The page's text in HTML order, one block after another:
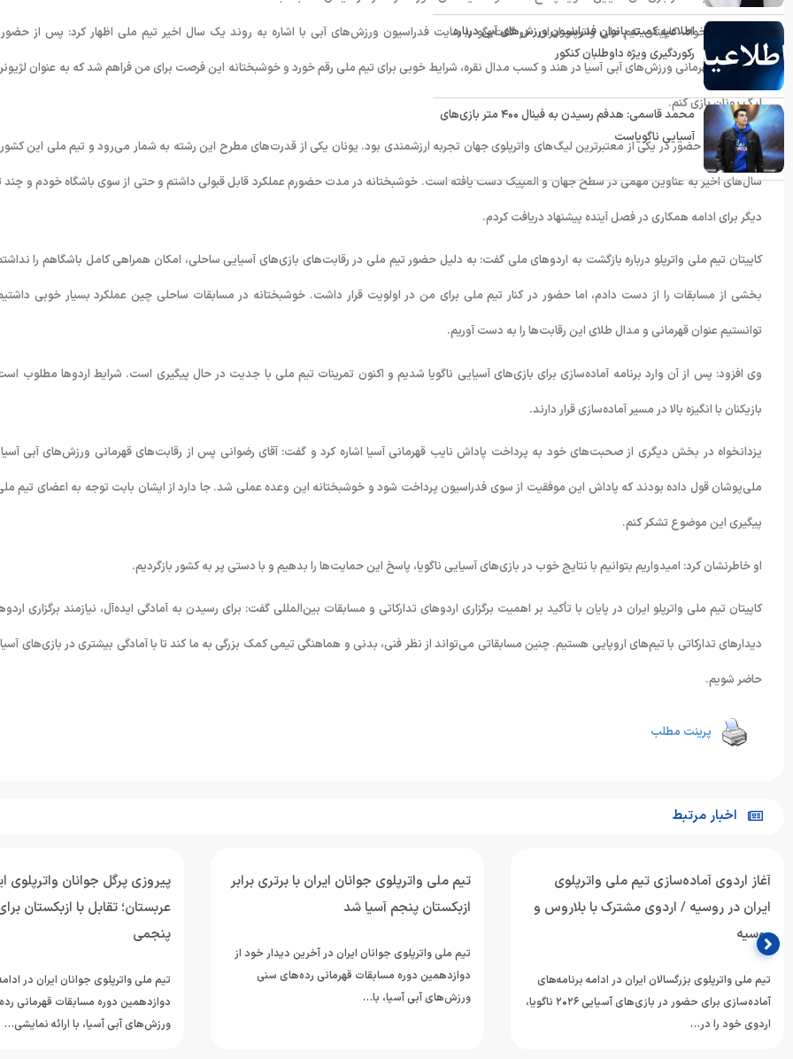
مهدی یزدانخواه، کاپیتان تیم ملی واترپلو ایران، در گفت‌وگو با سایت فدراسیون ورزش‌های آبی با اشاره به روند یک سال اخیر تیم ملی اظهار کرد: پس از
رقابت‌های قهرمانی ورزش‌های آبی آسیا در هند و کسب مدال نقره، شرایط خوبی برای تیم ملی رقم خورد و خوشبختانه این فرصت برای من فراهم شد که به عنوان
لیگ یونان بازی کنم.
او ادامه داد: حضور در یکی از معتبرترین لیگ‌های واترپلوی جهان تجربه ارزشمندی بود. یونان یکی از قدرت‌های مطرح این رشته به شمار می‌رود و تیم ملی این
سال‌های اخیر به عناوین مهمی در سطح جهان و المپیک دست یافته است. خوشبختانه در مدت حضورم عملکرد قابل قبولی داشتم و حتی از سوی باشگاه خودم و چند
دیگر برای ادامه همکاری در فصل آینده پیشنهاد دریافت کردم.
کاپیتان تیم ملی واترپلو درباره بازگشت به اردوهای ملی گفت: به دلیل حضور تیم ملی در رقابت‌های بازی‌های آسیایی ساحلی، امکان همراهی کامل باشگاهم را
بخشی از مسابقات را از دست دادم، اما حضور در کنار تیم ملی برای من در اولویت قرار داشت. خوشبختانه در مسابقات ساحلی چین عملکرد بسیار خوبی
توانستیم عنوان قهرمانی و مدال طلای این رقابت‌ها را به دست آوریم.
وی افزود: پس از آن وارد برنامه آماده‌سازی برای بازی‌های آسیایی ناگویا شدیم و اکنون تمرینات تیم ملی با جدیت در حال پیگیری است. شرایط اردوها مطلوب
بازیکنان با انگیزه بالا در مسیر آماده‌سازی قرار دارند.
یزدانخواه در بخش دیگری از صحبت‌های خود به پرداخت پاداش نایب قهرمانی آسیا اشاره کرد و گفت: آقای رضوانی پس از رقابت‌های قهرمانی ورزش‌های آبی
ملی‌پوشان قول داده بودند که پاداش این موفقیت از سوی فدراسیون پرداخت شود و خوشبختانه این وعده عملی شد. جا دارد از ایشان بابت توجه به اعضای تیم
پیگیری این موضوع تشکر کنم.
او خاطرنشان کرد: امیدواریم بتوانیم با نتایج خوب در بازی‌های آسیایی ناگویا، پاسخ این حمایت‌ها را بدهیم و با دستی پر به کشور بازگردیم.
کاپیتان تیم ملی واترپلو ایران در پایان با تأکید بر اهمیت برگزاری اردوهای تدارکاتی و مسابقات بین‌المللی گفت: برای رسیدن به آمادگی ایده‌آل، نیازمند برگزاری
دیدارهای تدارکاتی با تیم‌های اروپایی هستیم. چنین مسابقاتی می‌تواند از نظر فنی، بدنی و هماهنگی تیمی کمک بزرگی به ما کند تا با آمادگی بیشتری در بازی‌های
حاضر شویم.
پرینت مطلب
اطلاعیه کمیته بانوان فدراسیون ورزش‌های آبی درباره
رکوردگیری ویژه داوطلبان کنکور
محمد قاسمی: هدفم رسیدن به فینال ۴۰۰ متر بازی‌های
آسیایی ناگویاست
اخبار مرتبط
آغاز اردوی آماده‌سازی تیم ملی واترپلوی
ایران در روسیه / اردوی مشترک با بلاروس و
روسیه
تیم ملی واترپلوی بزرگسالان ایران در ادامه برنامه‌های
آماده‌سازی برای حضور در بازی‌های آسیایی ۲۰۲۶ ناگویا،
اردوی خود را در…
تیم ملی واترپلوی جوانان ایران با برتری برابر
ازبکستان پنجم آسیا شد
تیم ملی واترپلوی جوانان ایران در آخرین دیدار خود از
دوازدهمین دوره مسابقات قهرمانی رده‌های سنی
ورزش‌های آبی آسیا، با…
پیروزی پرگل جوانان واترپلوی
عربستان؛ تقابل با ازبکستان
پنجمی
تیم ملی واترپلوی جوانان ایران در
دوازدهمین دوره مسابقات قهرمانی
ورزش‌های آبی آسیا، با ارائه نمایشی…